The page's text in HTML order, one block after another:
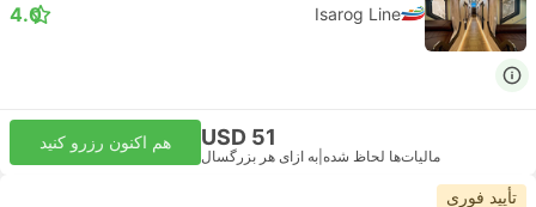
Isarog Line
4.0
USD 51
مالیات‌ها لحاظ شده به ازای هر بزرگسال
هم اکنون رزرو کنید
تأیید فوری